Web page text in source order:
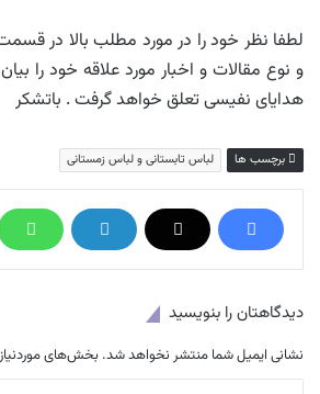
لطفا نظر خود را در مورد مطلب بالا در
و نوع مقالات و اخبار مورد علاقه خود را
هدایای نفیسی تعلق خواهد گرفت . باتشکر
برچسب ها لباس تابستانی و لباس زمستانی
دیدگاهتان را بنویسید
نشانی ایمیل شما منتشر نخواهد شد. بخش‌های